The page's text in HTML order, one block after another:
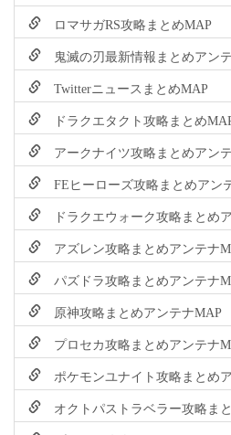
ロマサガRS攻略まとめMAP
鬼滅の刃最新情報まとめアン
TwitterニュースまとめMAP
ドラクエタクト攻略まとめ
アークナイツ攻略まとめアン
FEヒーローズ攻略まとめアン
ドラクエウォーク攻略まとめ
アズレン攻略まとめアンテナ
パズドラ攻略まとめアンテナ
原神攻略まとめアンテナMAP
プロセカ攻略まとめアンテナ
ポケモンユナイト攻略まとめ
オクトパストラベラー攻略ま